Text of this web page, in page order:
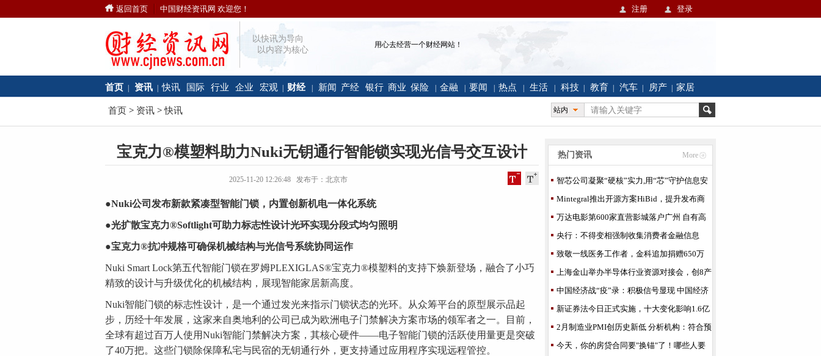
返回首页 中国财经资讯网 欢迎您！ 注册 登录
以快讯为导向
以内容为核心
用心去经营一个财经网站！
首页 资讯 快讯 国际 行业 企业 宏观 财经 新闻 产经 银行 商业 保险 金融 要闻 热点 生活 科技 教育 汽车 房产 家居
首页 > 资讯 >快讯 站内
宝克力®模塑料助力Nuki无钥通行智能锁实现光信号交互设计
2025-11-20 12:26:48 发布于：北京市
●Nuki公司发布新款紧凑型智能门锁，内置创新机电一体化系统
●光扩散宝克力®Softlight可助力标志性设计光环实现分段式均匀照明
●宝克力®抗冲规格可确保机械结构与光信号系统协同运作
Nuki Smart Lock第五代智能门锁在罗姆PLEXIGLAS®宝克力®模塑料的支持下焕新登场，融合了小巧
精致的设计与升级优化的机械结构，展现智能家居新高度。
Nuki智能门锁的标志性设计，是一个通过发光来指示门锁状态的光环。从众筹平台的原型展示品起
步，历经十年发展，这家来自奥地利的公司已成为欧洲电子门禁解决方案市场的领军者之一。目前，
全球有超过百万人使用Nuki智能门禁解决方案，其核心硬件——电子智能门锁的活跃使用量更是突破
了40万把。这些门锁除保障私宅与民宿的无钥通行外，更支持通过应用程序实现远程管控。
热门资讯 More
智芯公司凝聚“硬核”实力,用“芯”守护信息安
全
Mintegral推出开源方案HiBid，提升发布商
应用内头部竞价
万达电影第600家直营影城落户广州 自有高
端品牌PRIME
央行：不得变相强制收集消费者金融信息
致敬一线医务工作者，金科追加捐赠650万
上海金山举办半导体行业资源对接会，创8产
业云助力“云
中国经济战“疫”录：积极信号显现 中国经济
稳步复苏
新证券法今日正式实施，十大变化影响1.6亿
股民！"全新"A股
2月制造业PMI创历史新低 分析机构：符合预
期 3月有望回
今天，你的房贷合同要"换锚"了！哪些人要